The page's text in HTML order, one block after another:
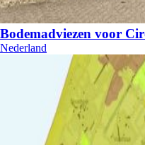
Bodemadviezen voor
Nederland